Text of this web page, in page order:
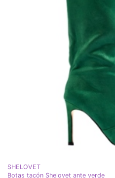
SHELOVET
Botas tacón Shelovet ante verde